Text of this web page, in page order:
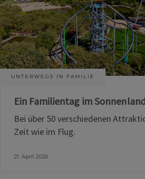
UNTERWEGS IN FAMILIE
Ein Familientag im
Bei über 50 verschiedenen
Zeit wie im Flug.
21. April 2026